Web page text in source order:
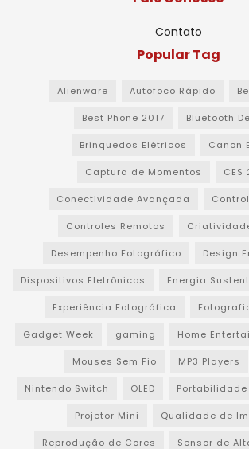
Contato
Popular Tag
Alienware Autofoco Rápido
Best Phone 2017 Bluetooth
Brinquedos Elétricos Canon
Captura de Momentos CES
Conectividade Avançada
Controles Remotos
Desempenho Fotográfico Design
Dispositivos Eletrônicos Energia
Experiência Fotográfica
Gadget Week gaming Home
Mouses Sem Fio MP3 Players
Nintendo Switch OLED Portabilidade
Projetor Mini Qualidade de
Reprodução de Cores Sensor de